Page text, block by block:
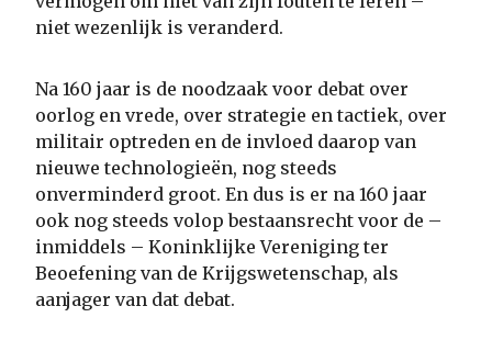
niet wezenlijk is veranderd.
Na 160 jaar is de noodzaak voor debat over
oorlog en vrede, over strategie en tactiek, over
militair optreden en de invloed daarop van
nieuwe technologieën, nog steeds
onverminderd groot. En dus is er na 160 jaar
ook nog steeds volop bestaansrecht voor de –
inmiddels – Koninklijke Vereniging ter
Beoefening van de Krijgswetenschap, als
aanjager van dat debat.